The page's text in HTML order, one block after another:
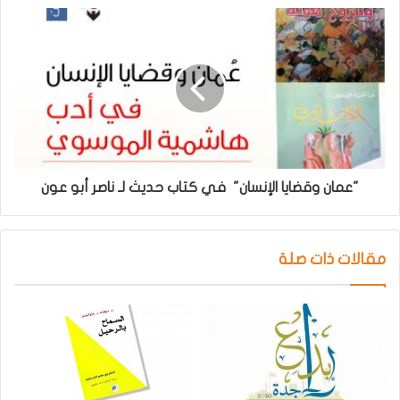
"عمان وقضايا الإنسان" في كتاب حديث لـ ناصر أبو عون
مقالات ذات صلة